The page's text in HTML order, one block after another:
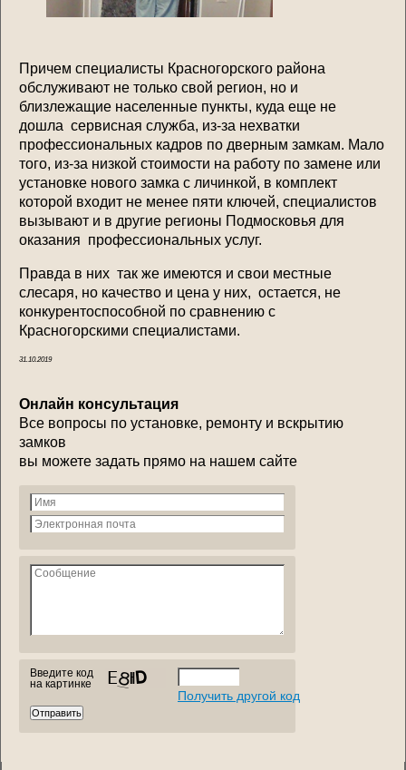
Причем специалисты Красногорского района
обслуживают не только свой регион, но и
близлежащие населенные пункты, куда еще не
дошла сервисная служба, из-за нехватки
профессиональных кадров по дверным замкам. Мало
того, из-за низкой стоимости на работу по замене или
установке нового замка с личинкой, в комплект
которой входит не менее пяти ключей, специалистов
вызывают и в другие регионы Подмосковья для
оказания профессиональных услуг.
Правда в них так же имеются и свои местные
слесаря, но качество и цена у них, остается, не
конкурентоспособной по сравнению с
Красногорскими специалистами.
31.10.2019
Онлайн консультация
Все вопросы по установке, ремонту и вскрытию
замков
вы можете задать прямо на нашем сайте
Введите код
на картинке
Получить другой код